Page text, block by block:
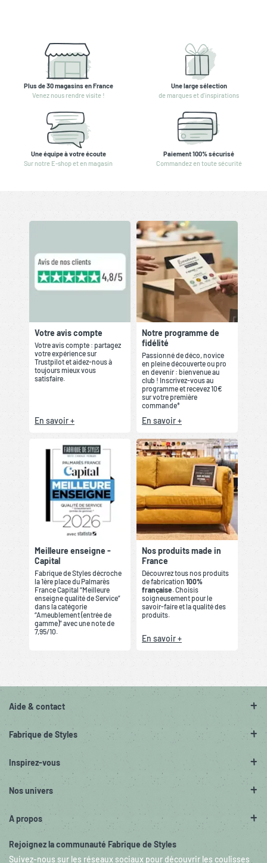
Plus de 30 magasins en France
Venez nous rendre visite !
Une large sélection
de marques et d'inspirations
Une équipe à votre écoute
Sur notre E-shop et en magasin
Paiement 100% sécurisé
Commandez en toute sécurité
Votre avis compte
Votre avis compte : partagez
votre expérience sur
Trustpilot et aidez-nous à
toujours mieux vous
satisfaire.
En savoir +
Notre programme de
fidélité
Passionné de déco, novice
en pleine découverte ou pro
en devenir : bienvenue au
club ! Inscrivez-vous au
programme et recevez 10€
sur votre première
commande*
En savoir +
Meilleure enseigne -
Capital
Fabrique de Styles décroche
la 1ère place du Palmarès
France Capital “Meilleure
enseigne qualité de Service”
dans la catégorie
“Ameublement (entrée de
gamme)” avec une note de
7,95/10.
Nos produits made in
France
Découvrez tous nos produits
de fabrication 100%
française . Choisis
soigneusement pour le
savoir-faire et la qualité des
produits.
En savoir +
Aide & contact
Fabrique de Styles
Inspirez-vous
Nos univers
A propos
Rejoignez la communauté Fabrique de Styles
Suivez-nous sur les réseaux sociaux pour découvrir les coulisses